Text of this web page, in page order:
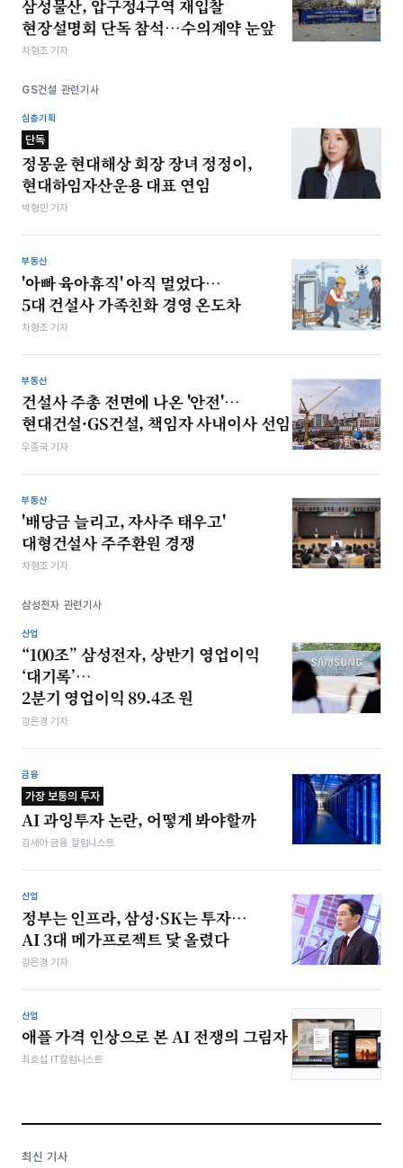
삼성물산, 압구정4구역 재입찰
현장설명회 단독 참석…수의계약 눈앞
차형조 기자
GS건설 관련기사
심층기획
단독
정몽윤 현대해상 회장 장녀 정정이,
현대하임자산운용 대표 연임
박형민 기자
부동산
'아빠 육아휴직' 아직 멀었다…
5대 건설사 가족친화 경영 온도차
차형조 기자
부동산
건설사 주총 전면에 나온 '안전'…
현대건설·GS건설, 책임자 사내이사 선임
우종국 기자
부동산
'배당금 늘리고, 자사주 태우고'
대형건설사 주주환원 경쟁
차형조 기자
삼성전자 관련기사
산업
“100조” 삼성전자, 상반기 영업이익
‘대기록’…
2분기 영업이익 89.4조 원
강은경 기자
금융
가장 보통의 투자
AI 과잉투자 논란, 어떻게 봐야할까
김세아 금융 칼럼니스트
산업
정부는 인프라, 삼성·SK는 투자…
AI 3대 메가프로젝트 닻 올렸다
강은경 기자
산업
애플 가격 인상으로 본 AI 전쟁의 그림자
최호섭 IT칼럼니스트
최신 기사